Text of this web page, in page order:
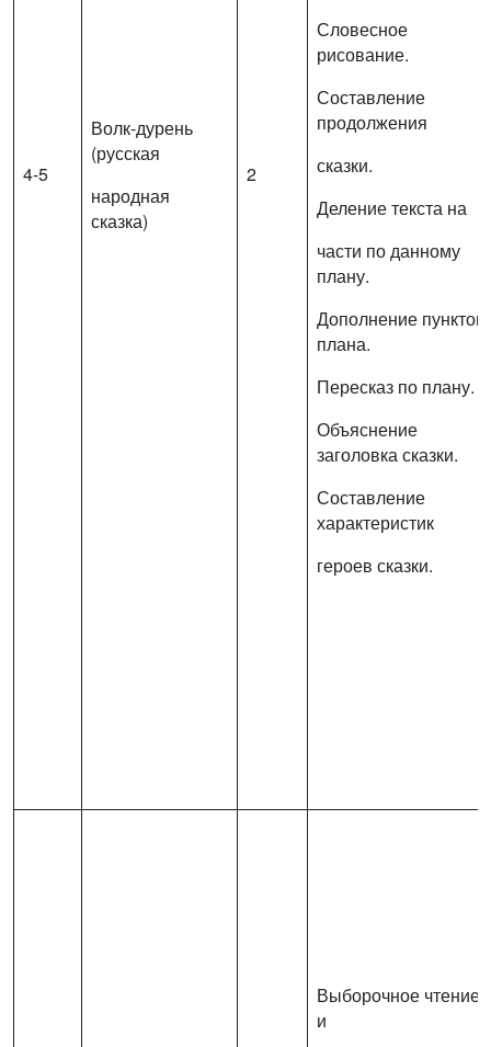
4-5
Волк-дурень
(русская
народная
сказка)
2
Словесное
рисование.
Составление
продолжения
сказки.
Деление текста на
части по данному
плану.
Дополнение пунктов
плана.
Пересказ по плану.
Объяснение
заголовка сказки.
Составление
характеристик
героев сказки.
Выборочное чтение
и